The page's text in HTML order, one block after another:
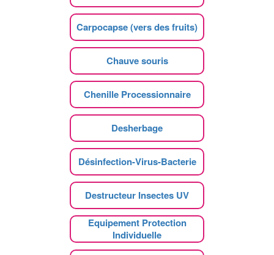
Carpocapse (vers des fruits)
Chauve souris
Chenille Processionnaire
Desherbage
Désinfection-Virus-Bacterie
Destructeur Insectes UV
Equipement Protection
Individuelle